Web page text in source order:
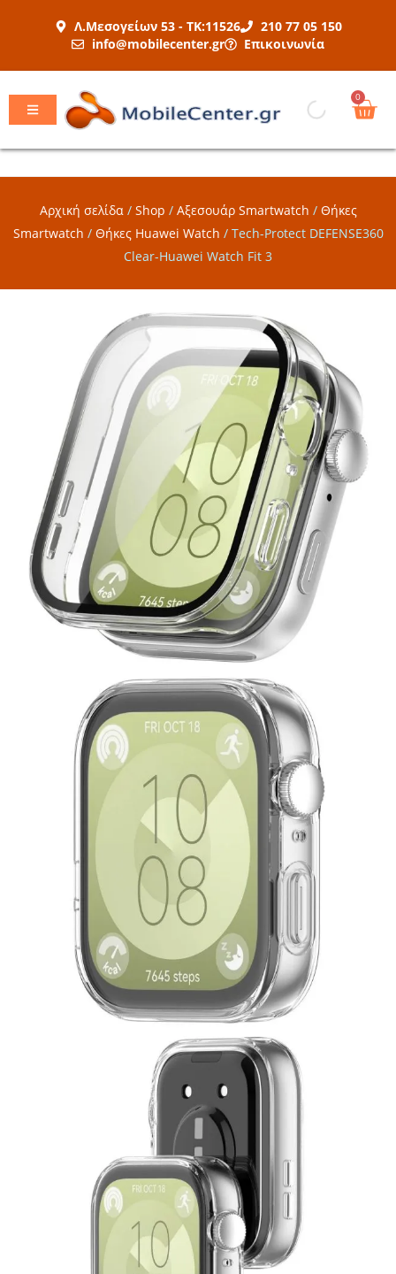
Λ.Μεσογείων 53 - ΤΚ:11526
210 77 05 150
info@mobilecenter.gr
Επικοινωνία
0
Αρχική σελίδα / Shop / Αξεσουάρ Smartwatch / Θήκες
Smartwatch / Θήκες Huawei Watch / Tech-Protect DEFENSE360
Clear-Huawei Watch Fit 3